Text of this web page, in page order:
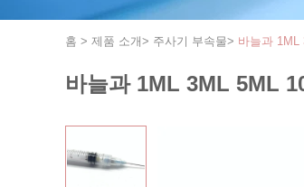
홈 > 제품 소개> 주사기 부속물> 바늘과 1ML
바늘과 1ML 3ML 5ML